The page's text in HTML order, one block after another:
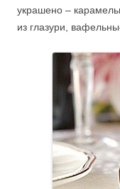
украшено –
из глазури,